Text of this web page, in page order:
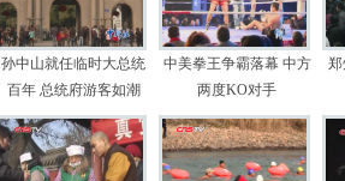
孙中山就任临时大总统
百年 总统府游客如潮
中美拳王争霸落幕 中方
两度KO对手